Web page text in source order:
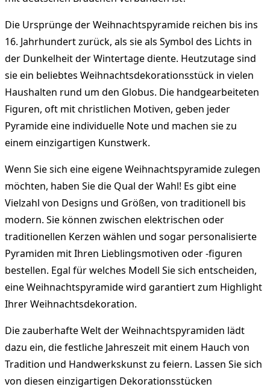
Die Ursprünge der Weihnachtspyramide reichen bis ins
16. Jahrhundert zurück, als sie als Symbol des Lichts in
der Dunkelheit der Wintertage diente. Heutzutage sind
sie ein beliebtes Weihnachtsdekorationsstück in vielen
Haushalten rund um den Globus. Die handgearbeiteten
Figuren, oft mit christlichen Motiven, geben jeder
Pyramide eine individuelle Note und machen sie zu
einem einzigartigen Kunstwerk.
Wenn Sie sich eine eigene Weihnachtspyramide zulegen
möchten, haben Sie die Qual der Wahl! Es gibt eine
Vielzahl von Designs und Größen, von traditionell bis
modern. Sie können zwischen elektrischen oder
traditionellen Kerzen wählen und sogar personalisierte
Pyramiden mit Ihren Lieblingsmotiven oder -figuren
bestellen. Egal für welches Modell Sie sich entscheiden,
eine Weihnachtspyramide wird garantiert zum Highlight
Ihrer Weihnachtsdekoration.
Die zauberhafte Welt der Weihnachtspyramiden lädt
dazu ein, die festliche Jahreszeit mit einem Hauch von
Tradition und Handwerkskunst zu feiern. Lassen Sie sich
von diesen einzigartigen Dekorationsstücken